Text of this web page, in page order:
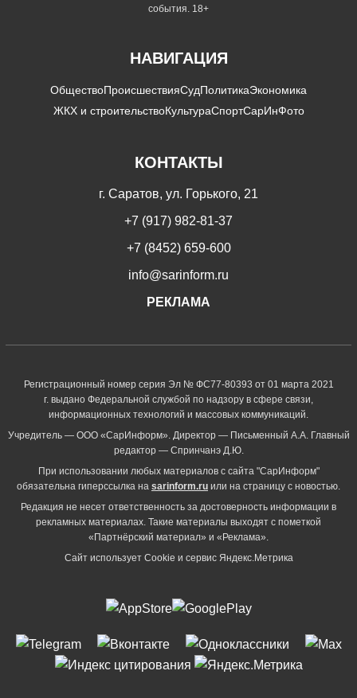
события. 18+
НАВИГАЦИЯ
ОбществоПроисшествияСудПолитикаЭкономика
ЖКХ и строительствоКультураСпортСарИнФото
КОНТАКТЫ
г. Саратов, ул. Горького, 21
+7 (917) 982-81-37
+7 (8452) 659-600
info@sarinform.ru
РЕКЛАМА
Регистрационный номер серия Эл № ФС77-80393 от 01 марта 2021
г. выдано Федеральной службой по надзору в сфере связи,
информационных технологий и массовых коммуникаций.
Учредитель — ООО «СарИнформ». Директор — Письменный А.А. Главный
редактор — Спринчанэ Д.Ю.
При использовании любых материалов с сайта "СарИнформ"
обязательна гиперссылка на sarinform.ru или на страницу с новостью.
Редакция не несет ответственность за достоверность информации в
рекламных материалах. Такие материалы выходят с пометкой
«Партнёрский материал» и «Реклама».
Сайт использует Cookie и сервиc Яндекс.Метрика